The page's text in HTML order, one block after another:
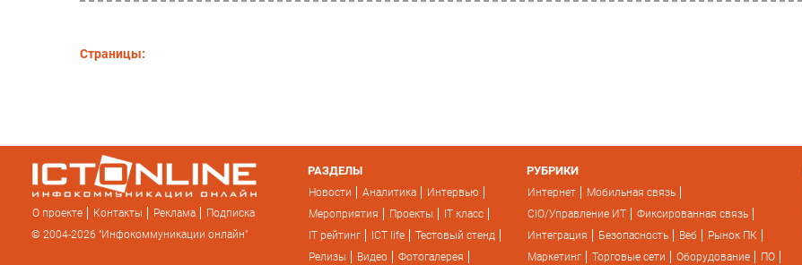
Страницы:
О проекте Контакты Реклама
Подписка
© 2004-2026 "Инфокоммуникации онлайн"
РАЗДЕЛЫ
Новости Аналитика
Интервью
Мероприятия
Проекты
IT класс
IT рейтинг
ICT life
Тестовый стенд
Релизы
Видео Фотогалерея
РУБРИКИ
Интернет
Мобильная связь
CIO/Управление ИТ
Фиксированная связь
Интеграция
Безопасность Веб
Рынок ПК
Маркетинг
Торговые сети Оборудование ПО